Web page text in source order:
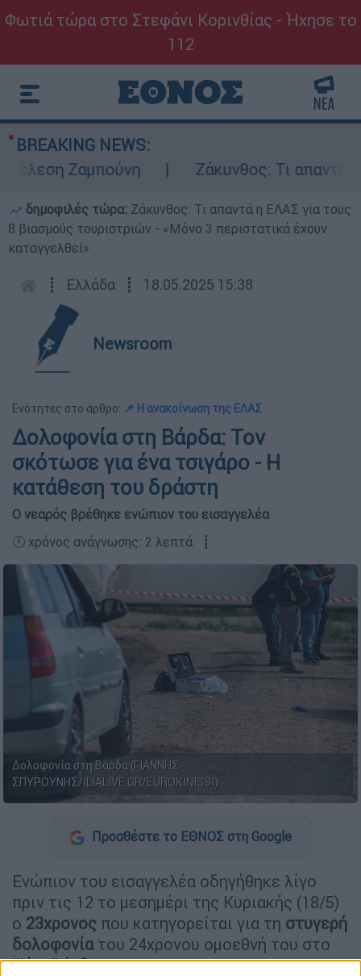
Φωτιά τώρα στο Στεφάνι Κορινθίας - Ήχησε το
112
BREAKING NEWS:
Ζαμπούνη
Ζάκυνθος: Τι απαντά η
δημοφιλές τώρα: Ζάκυνθος: Τι απαντά η ΕΛΑΣ για τους
8 βιασμούς τουριστριών - «Μόνο 3 περιστατικά έχουν
καταγγελθεί»
┋ Ελλάδα ┋ 18.05.2025 15:38
Newsroom
Ενότητες στο άρθρο: 📌 Η ανακοίνωση της ΕΛΑΣ
Δολοφονία στη Βάρδα: Τον
σκότωσε για ένα τσιγάρο - Η
κατάθεση του δράστη
Ο νεαρός βρέθηκε ενώπιον του εισαγγελέα
🕛 χρόνος ανάγνωσης: 2 λεπτά ┋
Δολοφονία στη Βάρδα (ΓΙΑΝΝΗΣ
ΣΠΥΡΟΥΝΗΣ/ILIALIVE.GR/EUROKINISSI)
Προσθέστε το ΕΘΝΟΣ στη Google
Ενώπιον του εισαγγελέα οδηγήθηκε λίγο
πριν τις 12 το μεσημέρι της Κυριακής (18/5)
ο 23χρονος που κατηγορείται για τη στυγερή
δολοφονίατου 24χρονου ομοεθνή του στο
Ψάρι Βάρδας.